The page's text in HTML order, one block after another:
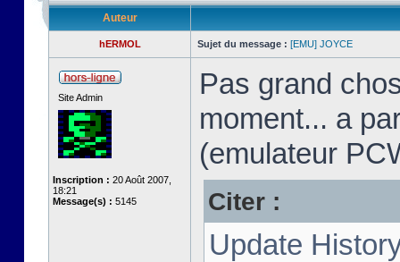
Auteur
hERMOL Sujet du message : [EMU] JOYCE
Site Admin
Inscription : 20 Août 2007,
18:21
Message(s) : 5145
Pas grand
moment... a
(emulateur
Citer :
Update